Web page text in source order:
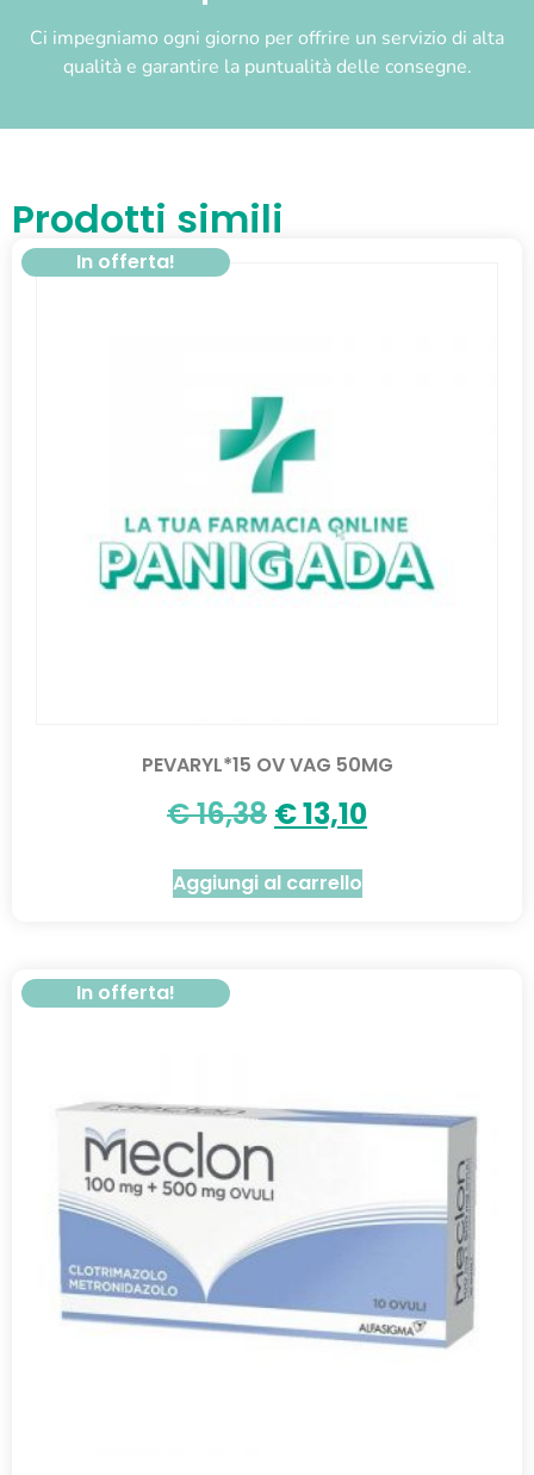
Ci impegniamo ogni giorno per offrire un servizio di alta
qualità e garantire la puntualità delle consegne.
Prodotti simili
In offerta!
PEVARYL*15 OV VAG 50MG
€16,38 €13,10
Aggiungi al carrello
In offerta!